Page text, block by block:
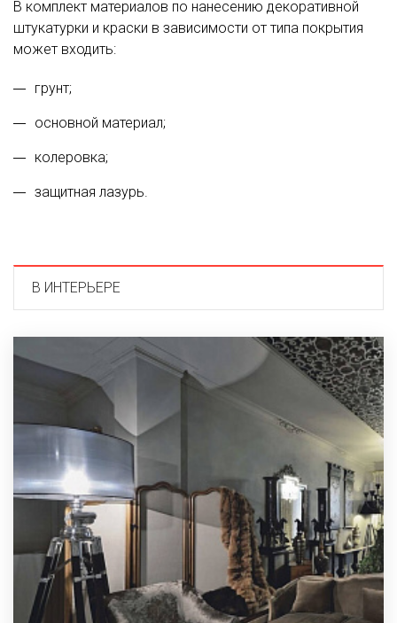
В комплект материалов по нанесению декоративной
штукатурки и краски в зависимости от типа покрытия
может входить:
грунт;
основной материал;
колеровка;
защитная лазурь.
В ИНТЕРЬЕРЕ